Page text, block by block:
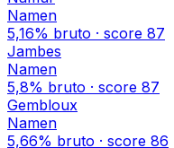
Namen
5,16% bruto · score 87
Jambes
Namen
5,8% bruto · score 87
Gembloux
Namen
5,66% bruto · score 86